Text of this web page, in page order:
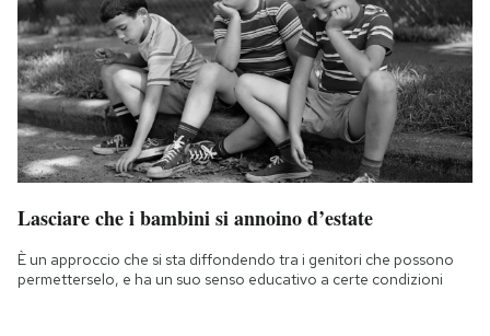
Lasciare che i bambini si annoino d’estate
È un approccio che si sta diffondendo tra i genitori che possono
permetterselo, e ha un suo senso educativo a certe condizioni